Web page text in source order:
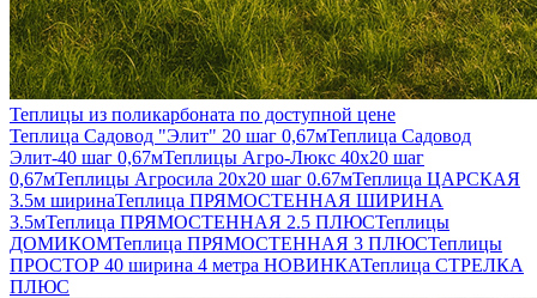
Теплицы из поликарбоната по доступной цене
Теплица Садовод "Элит" 20 шаг 0,67мТеплица Садовод
Элит-40 шаг 0,67мТеплицы Агро-Люкс 40х20 шаг
0,67мТеплицы Агросила 20х20 шаг 0.67мТеплица ЦАРСКАЯ
3.5м ширинаТеплица ПРЯМОСТЕННАЯ ШИРИНА
3.5мТеплица ПРЯМОСТЕННАЯ 2.5 ПЛЮСТеплицы
ДОМИКОМТеплица ПРЯМОСТЕННАЯ 3 ПЛЮСТеплицы
ПРОСТОР 40 ширина 4 метра НОВИНКАТеплица СТРЕЛКА
ПЛЮС